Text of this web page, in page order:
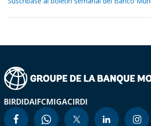
BIRDIDAIFCMIGACIRDI